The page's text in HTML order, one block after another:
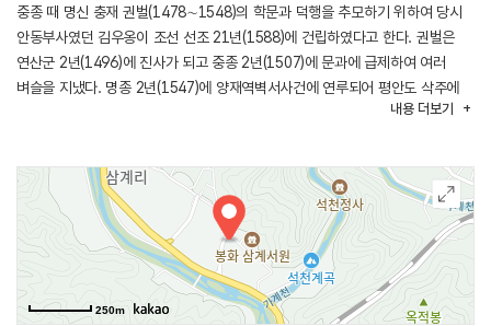
중종 때 명신 충재 권벌(1478∼1548)의 학문과 덕행을 추모하기 위하여 당시
안동부사였던 김우옹이 조선 선조 21년(1588)에 건립하였다고 한다. 권벌은
연산군 2년(1496)에 진사가 되고 중종 2년(1507)에 문과에 급제하여 여러
벼슬을 지냈다. 명종 2년(1547)에 양재역벽서사건에 연루되어 평안도 삭주에
유배되었으며, 이듬해에 그곳에서 죽었다. 조선 선조 31년(1601)에 한강
환성문, 문루를 관물루라 각각 명명하였다. 그리고 현종 1년(1660)에
삼계서원으로 사액받았다. 고종 5년(1868)의 서원철폐령에 따라 충정공사,
환성문, 관물루가 훼철되었다가 1951년에 복원하였다. 서원의 배치는 앞에는
공부하는 공간을 두고, 뒤에는 제사 지내는 사당을 배치한 전학후묘의 형식이다.
서원 출입은 전면에 자리하고 있는 중층의 관물루 아래에 설치된 환성문으로 들
수 있도록 하였으며 문을 들어서면 전면에 강당이 자리하고 전면 좌우에 동·
서재가 있다. 강당 우측으로 돌아들면 토담장으로 공간이 구획된 제향공간인
내용 더보기
250m